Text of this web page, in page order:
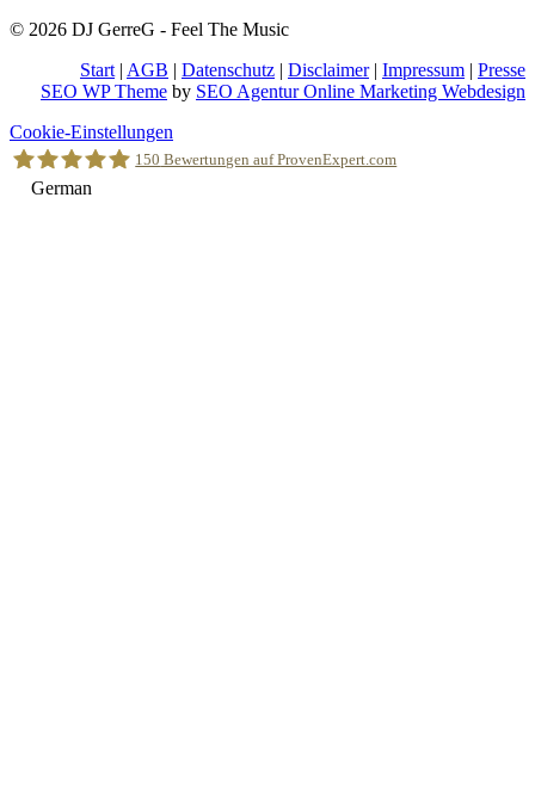
© 2026 DJ GerreG - Feel The Music
Start | AGB | Datenschutz | Disclaimer| Impressum | Presse
SEO WP Theme by SEO Agentur Online Marketing Webdesign
Nach
oben
scrollen
Cookie-Einstellungen
150 Bewertungen auf ProvenExpert.com
German